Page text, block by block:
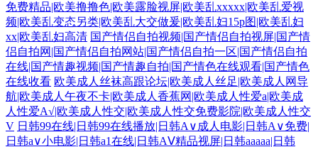
免费精品|欧美撸撸色|欧美露脸视屏|欧美乱xxxxx|欧美乱爱视
频|欧美乱变态另类|欧美乱大交做爰|欧美乱妇15p图|欧美乱妇
xx|欧美乱妇高清 国产情侣自拍视频|国产情侣自拍视屏|国产情
侣自拍网|国产情侣自拍网站|国产情侣自拍一区|国产情侣自拍
在线|国产情趣视频|国产情趣自拍|国产情色在线观看|国产情色
在线收看 欧美成人丝袜高跟论坛|欧美成人丝足|欧美成人网导
航|欧美成人午夜不卡|欧美成人香蕉网|欧美成人性爱a|欧美成
人性爱A√|欧美成人性交|欧美成人性交免费影院|欧美成人性交
V 日韩99在线|日韩99在线播放|日韩A∨成人电影|日韩A∨免费|
日韩a∨小电影|日韩a1在线|日韩AⅤ精品视屏|日韩aaaaa|日韩